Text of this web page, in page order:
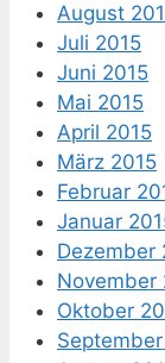
August
Juli 2015
Juni 2015
Mai 2015
April 2015
März 2015
Februar
Januar
Dezember
November
Oktober